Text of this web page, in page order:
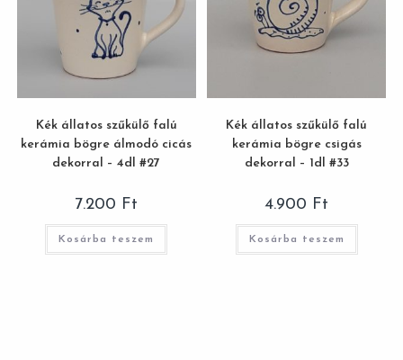
Kék állatos szűkülő falú
kerámia bögre álmodó cicás
dekorral – 4dl #27
7.200 Ft
Kosárba teszem
Kék állatos szűkülő falú
kerámia bögre csigás
dekorral – 1dl #33
4.900 Ft
Kosárba teszem